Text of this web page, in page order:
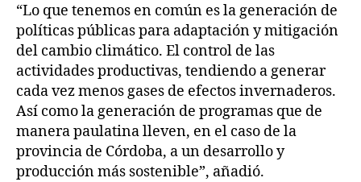
“Lo que tenemos en común es la generación de
políticas públicas para adaptación y mitigación
del cambio climático. El control de las
actividades productivas, tendiendo a generar
cada vez menos gases de efectos invernaderos.
Así como la generación de programas que de
manera paulatina lleven, en el caso de la
provincia de Córdoba, a un desarrollo y
producción más sostenible”, añadió.